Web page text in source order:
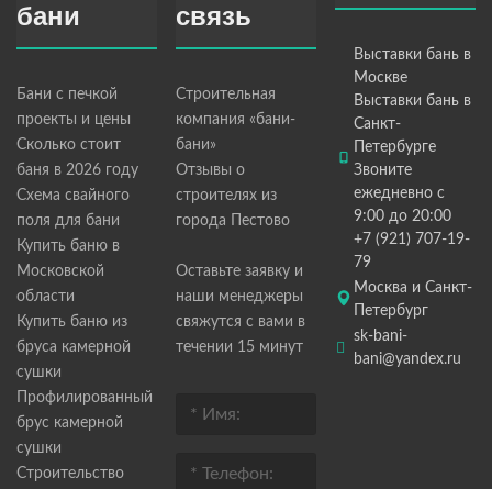
бани
Бани с печкой
проекты и цены
Сколько стоит
баня в 2026 году
Схема свайного
поля для бани
Купить баню в
Московской
области
Купить баню из
бруса камерной
сушки
Профилированный
брус камерной
сушки
Строительство
связь
Строительная
компания «бани-
бани»
Отзывы о
строителях из
города Пестово
Оставьте заявку и
наши менеджеры
свяжутся с вами в
течении 15 минут
Выставки бань в
Москве
Выставки бань в
Санкт-
Петербурге
Звоните
ежедневно с
9:00 до 20:00
+7 (921) 707-19-
79
Москва и Санкт-
Петербург
sk-bani-
bani@yandex.ru